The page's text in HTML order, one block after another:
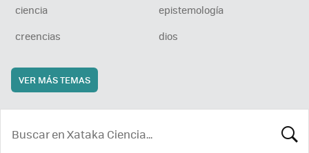
ciencia
epistemología
creencias
dios
VER MÁS TEMAS